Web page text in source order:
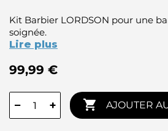
Kit Barbier LORDSON pour une
soignée.
Lire plus
99,99 €
− +  AJOUTER